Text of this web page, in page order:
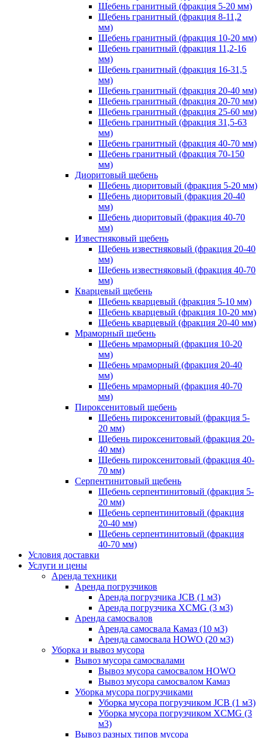
Щебень гранитный (фракция 5-20 мм)
Щебень гранитный (фракция 8-11,2
мм)
Щебень гранитный (фракция 10-20 мм)
Щебень гранитный (фракция 11,2-16
мм)
Щебень гранитный (фракция 16-31,5
мм)
Щебень гранитный (фракция 20-40 мм)
Щебень гранитный (фракция 20-70 мм)
Щебень гранитный (фракция 25-60 мм)
Щебень гранитный (фракция 31,5-63
мм)
Щебень гранитный (фракция 40-70 мм)
Щебень гранитный (фракция 70-150
мм)
Диоритовый щебень
Щебень диоритовый (фракция 5-20 мм)
Щебень диоритовый (фракция 20-40
мм)
Щебень диоритовый (фракция 40-70
мм)
Известняковый щебень
Щебень известняковый (фракция 20-40
мм)
Щебень известняковый (фракция 40-70
мм)
Кварцевый щебень
Щебень кварцевый (фракция 5-10 мм)
Щебень кварцевый (фракция 10-20 мм)
Щебень кварцевый (фракция 20-40 мм)
Мраморный щебень
Щебень мраморный (фракция 10-20
мм)
Щебень мраморный (фракция 20-40
мм)
Щебень мраморный (фракция 40-70
мм)
Пироксенитовый щебень
Щебень пироксенитовый (фракция 5-
20 мм)
Щебень пироксенитовый (фракция 20-
40 мм)
Щебень пироксенитовый (фракция 40-
70 мм)
Серпентинитовый щебень
Щебень серпентинитовый (фракция 5-
20 мм)
Щебень серпентинитовый (фракция
20-40 мм)
Щебень серпентинитовый (фракция
40-70 мм)
Условия доставки
Услуги и цены
Аренда техники
Аренда погрузчиков
Аренда погрузчика JCB (1 м3)
Аренда погрузчика XCMG (3 м3)
Аренда самосвалов
Аренда самосвала Камаз (10 м3)
Аренда самосвала HOWO (20 м3)
Уборка и вывоз мусора
Вывоз мусора самосвалами
Вывоз мусора самосвалом HOWO
Вывоз мусора самосвалом Камаз
Уборка мусора погрузчиками
Уборка мусора погрузчиком JCB (1 м3)
Уборка мусора погрузчиком XCMG (3
м3)
Вывоз разных типов мусора